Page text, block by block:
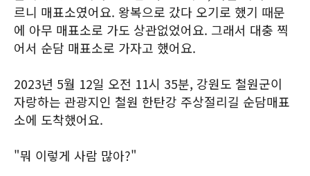
르니 매표소였어요. 왕복으로 갔다 오기로 했기 때문
에 아무 매표소로 가도 상관없었어요. 그래서 대충 찍
어서 순담 매표소로 가자고 했어요.
2023년 5월 12일 오전 11시 35분, 강원도 철원군이
자랑하는 관광지인 철원 한탄강 주상절리길 순담매표
소에 도착했어요.
"뭐 이렇게 사람 많아?"